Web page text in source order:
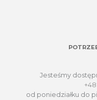
Jesteśmy
od poniedziałku do